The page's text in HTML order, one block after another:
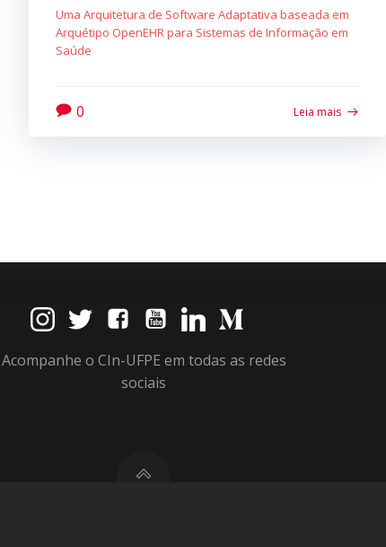
Uma Arquitetura de Software Adaptativa baseada em
Arquétipo OpenEHR para Sistemas de Informação em
Saúde
0 Leia mais
Acompanhe o CIn-UFPE em todas as redes
sociais